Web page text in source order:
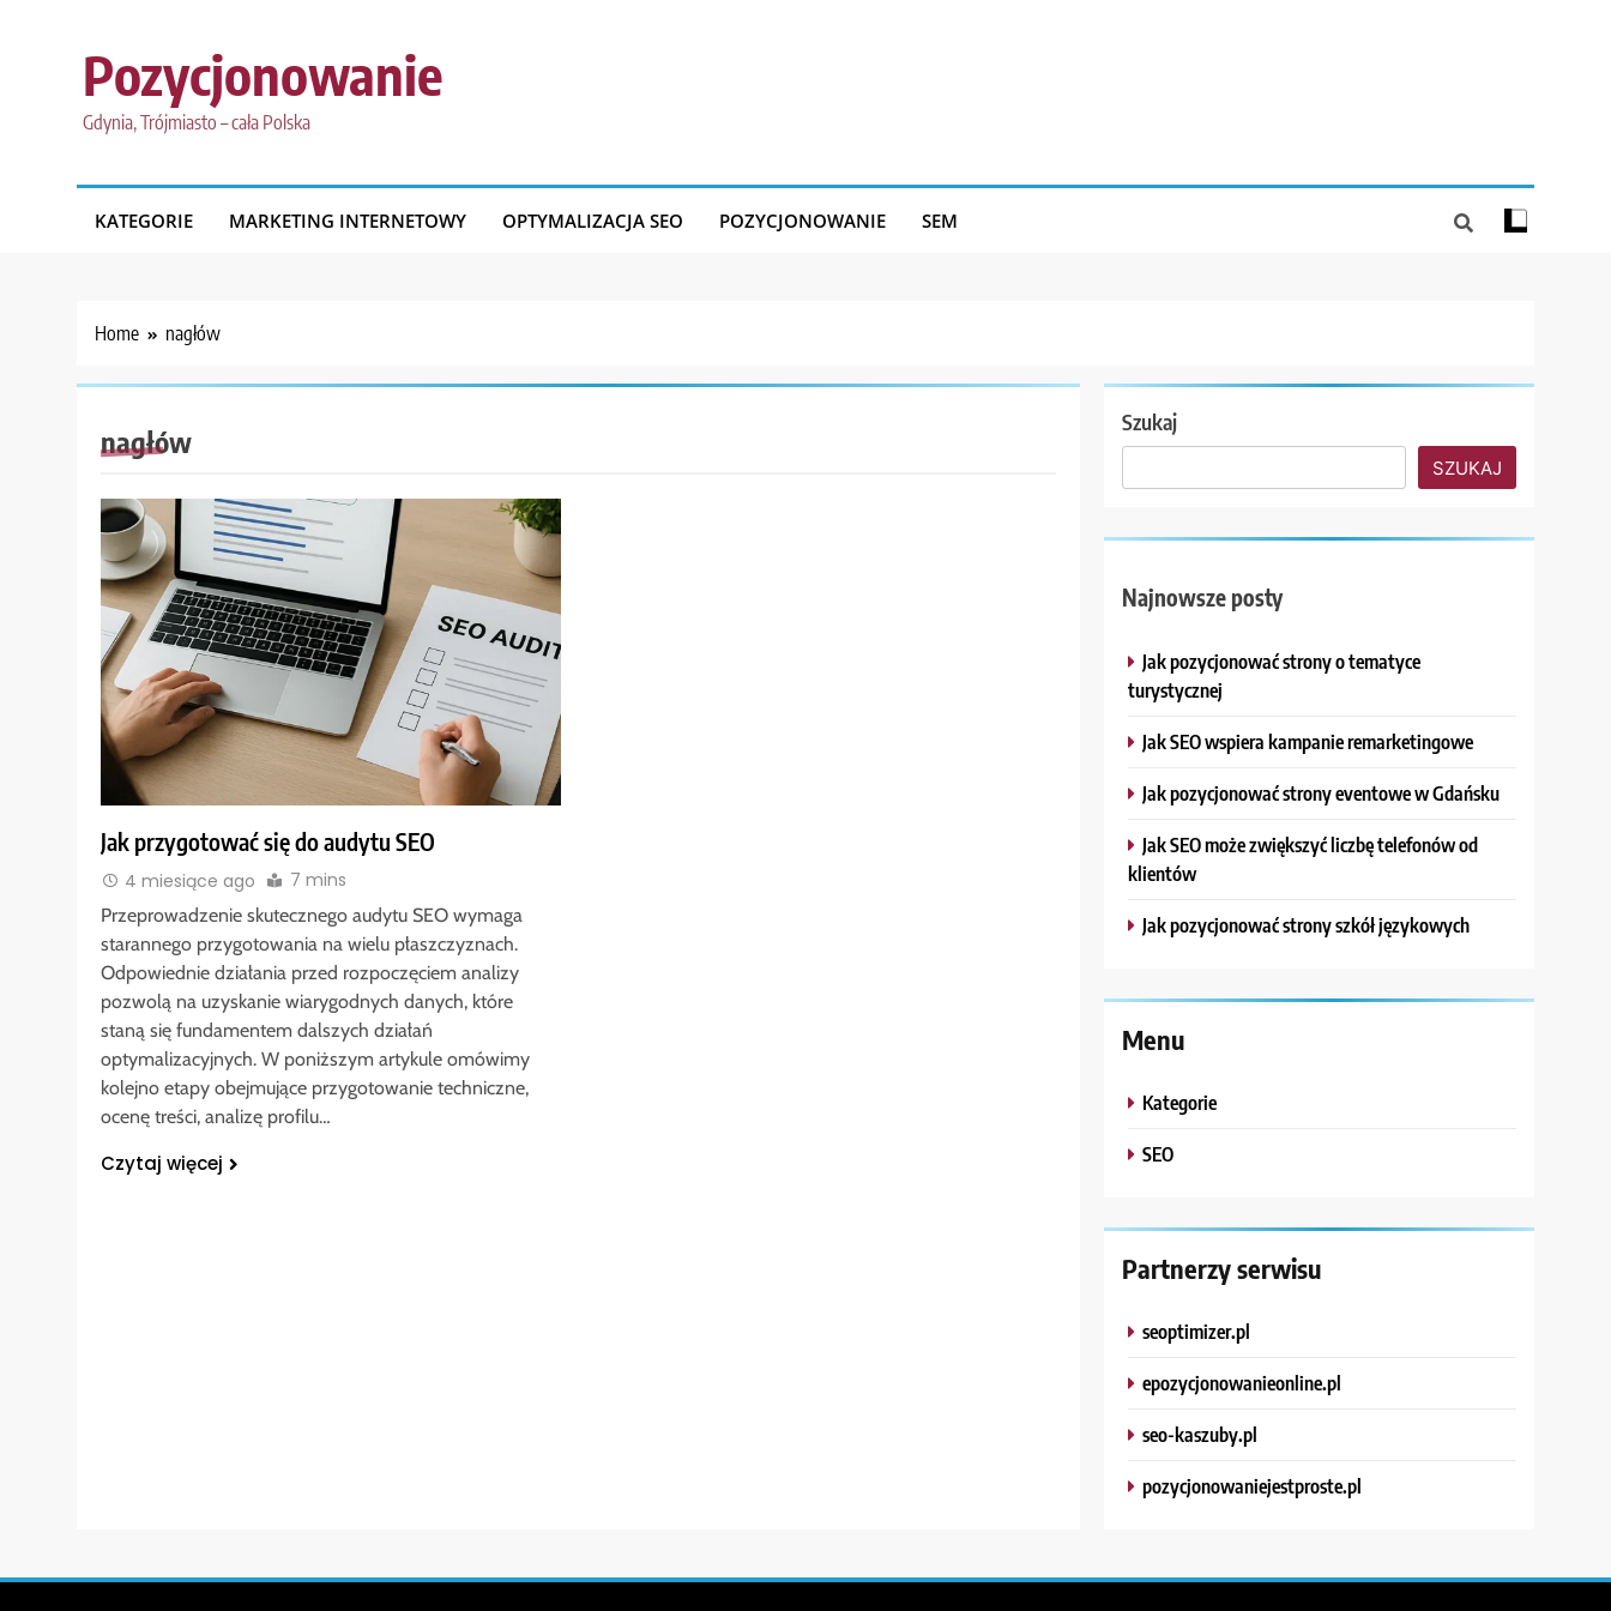
Pozycjonowanie
Gdynia, Trójmiasto – cała Polska
KATEGORIE MARKETING INTERNETOWY OPTYMALIZACJA SEO POZYCJONOWANIE SEM
Home nagłów
nagłów
Jak przygotować się do audytu SEO
4 miesiące ago 7 mins
Przeprowadzenie skutecznego audytu SEO wymaga
starannego przygotowania na wielu płaszczyznach.
Odpowiednie działania przed rozpoczęciem analizy
pozwolą na uzyskanie wiarygodnych danych, które
staną się fundamentem dalszych działań
optymalizacyjnych. W poniższym artykule omówimy
kolejno etapy obejmujące przygotowanie techniczne,
ocenę treści, analizę profilu…
Czytaj więcej
Szukaj
SZUKAJ
Najnowsze posty
Jak pozycjonować strony o tematyce
turystycznej
Jak SEO wspiera kampanie remarketingowe
Jak pozycjonować strony eventowe w Gdańsku
Jak SEO może zwiększyć liczbę telefonów od
klientów
Jak pozycjonować strony szkół językowych
Menu
Kategorie
SEO
Partnerzy serwisu
seoptimizer.pl
epozycjonowanieonline.pl
seo-kaszuby.pl
pozycjonowaniejestproste.pl